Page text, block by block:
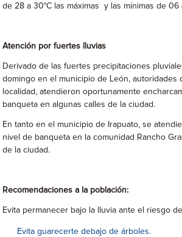
de 28 a 30°C las máximas y las mínimas de 06
Atención por fuertes lluvias
Derivado de las fuertes precipitaciones
domingo en el municipio de León, autoridades
localidad, atendieron oportunamente
banqueta en algunas calles de la ciudad.
En tanto en el municipio de Irapuato, se
nivel de banqueta en la comunidad Rancho
de la ciudad.
Recomendaciones a la población:
Evita permanecer bajo la lluvia ante el riesgo
Evita guarecerte debajo de árboles.